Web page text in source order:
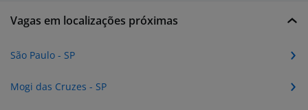
Vagas em localizações próximas
São Paulo - SP
Mogi das Cruzes - SP